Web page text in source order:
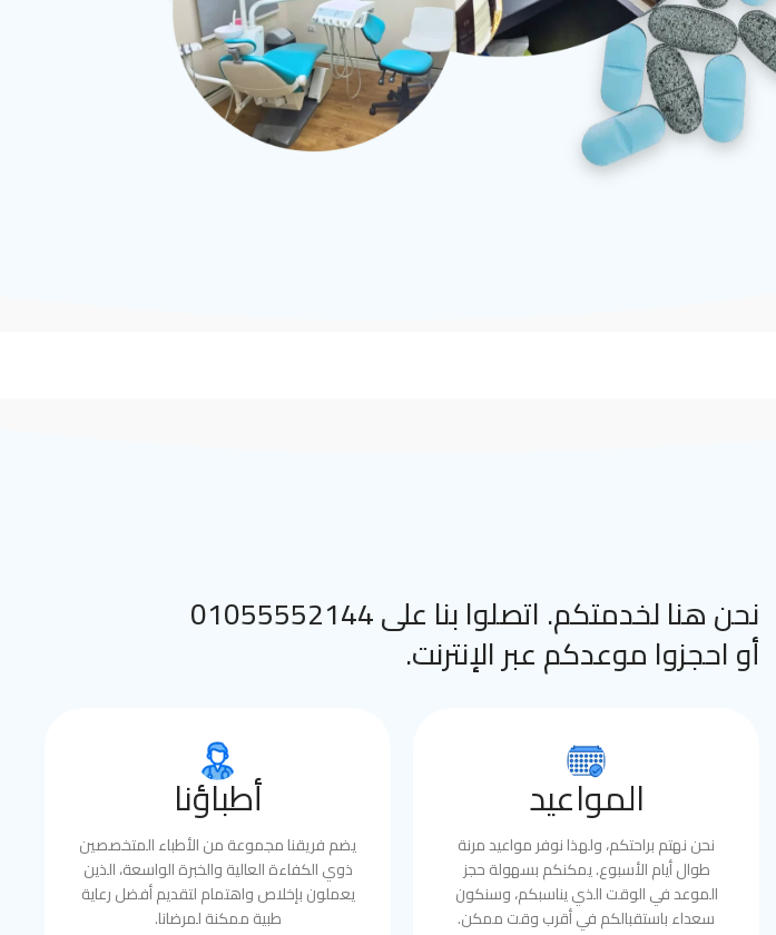
نحن هنا لخدمتكم. اتصلوا بنا على 01055552144
أو احجزوا موعدكم عبر الإنترنت.
أطباؤنا
يضم فريقنا مجموعة من الأطباء المتخصصين
ذوي الكفاءة العالية والخبرة الواسعة، الذين
يعملون بإخلاص واهتمام لتقديم أفضل رعاية
طبية ممكنة لمرضانا.
المواعيد
نحن نهتم براحتكم، ولهذا نوفر مواعيد مرنة
طوال أيام الأسبوع. يمكنكم بسهولة حجز
الموعد في الوقت الذي يناسبكم، وسنكون
سعداء باستقبالكم في أقرب وقت ممكن.